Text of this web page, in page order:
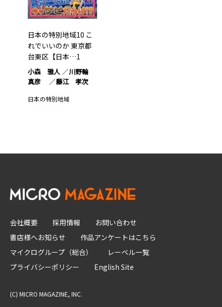
日本の特別地域10 こ
れでいいのか 東京都
台東区【日本…1
小森 雅人
川野輪
真彦
藤江 孝次
日本の特別地域
会社概要 採用情報
お問い合わせ
書店様へお知らせ
作品アンケートはこちら
マイクログループ（総合）
レーベル一覧
プライバシーポリシー
English Site
(C) MICRO MAGAZINE, INC.